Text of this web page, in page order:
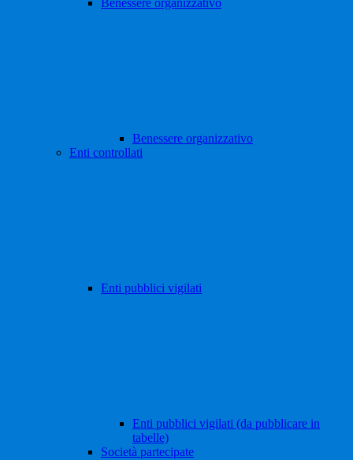
Benessere organizzativo
Benessere organizzativo
Enti controllati
Enti pubblici vigilati
Enti pubblici vigilati (da pubblicare in
tabelle)
Società partecipate